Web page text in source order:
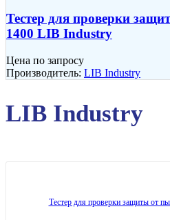
Тестер для проверки
1400 LIB Industry
Цена по запросу
Производитель: LIB Industry
LIB Industry
Тестер для проверки защиты от